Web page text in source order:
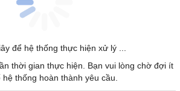
để hệ thống thực hiện xử lý ...
thời gian thực hiện. Bạn vui lòng chờ đợi ít
hệ thống hoàn thành yêu cầu.